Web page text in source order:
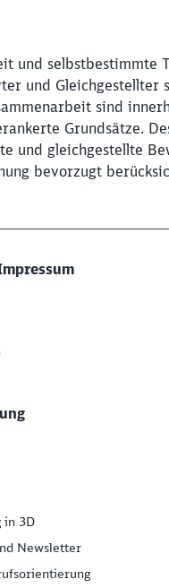
und selbstbestimmte
und Gleichgestellter
sind
Grundsätze.
und gleichgestellte
bevorzugt
in 3D
Newsletter